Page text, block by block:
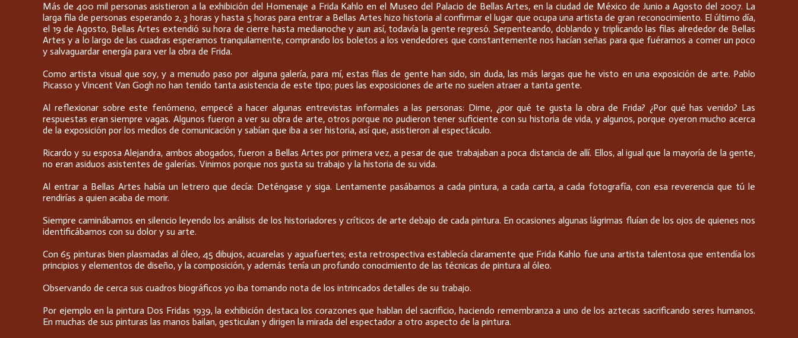
Más de 400 mil personas asistieron a la exhibición del Homenaje a Frida Kahlo en el Museo del Palacio de Bellas Artes, en la ciudad de México de Junio a Agosto del 2007. La
larga fila de personas esperando 2, 3 horas y hasta 5 horas para entrar a Bellas Artes hizo historia al confirmar el lugar que ocupa una artista de gran reconocimiento. El último día,
el 19 de Agosto, Bellas Artes extendió su hora de cierre hasta medianoche y aun así, todavía la gente regresó. Serpenteando, doblando y triplicando las filas alrededor de Bellas
Artes y a lo largo de las cuadras esperamos tranquilamente, comprando los boletos a los vendedores que constantemente nos hacían señas para que fuéramos a comer un poco
y salvaguardar energía para ver la obra de Frida.
Como artista visual que soy, y a menudo paso por alguna galería, para mí, estas filas de gente han sido, sin duda, las más largas que he visto en una exposición de arte. Pablo
Picasso y Vincent Van Gogh no han tenido tanta asistencia de este tipo; pues las exposiciones de arte no suelen atraer a tanta gente.
Al reflexionar sobre este fenómeno, empecé a hacer algunas entrevistas informales a las personas: Dime, ¿por qué te gusta la obra de Frida? ¿Por qué has venido? Las
respuestas eran siempre vagas. Algunos fueron a ver su obra de arte, otros porque no pudieron tener suficiente con su historia de vida, y algunos, porque oyeron mucho acerca
de la exposición por los medios de comunicación y sabían que iba a ser historia, así que, asistieron al espectáculo.
Ricardo y su esposa Alejandra, ambos abogados, fueron a Bellas Artes por primera vez, a pesar de que trabajaban a poca distancia de allí. Ellos, al igual que la mayoría de la gente,
no eran asiduos asistentes de galerías. Vinimos porque nos gusta su trabajo y la historia de su vida.
Al entrar a Bellas Artes había un letrero que decía: Deténgase y siga. Lentamente pasábamos a cada pintura, a cada carta, a cada fotografía, con esa reverencia que tú le
rendirías a quien acaba de morir.
Siempre caminábamos en silencio leyendo los análisis de los historiadores y críticos de arte debajo de cada pintura. En ocasiones algunas lágrimas fluían de los ojos de quienes nos
identificábamos con su dolor y su arte.
Con 65 pinturas bien plasmadas al óleo, 45 dibujos, acuarelas y aguafuertes; esta retrospectiva establecía claramente que Frida Kahlo fue una artista talentosa que entendía los
principios y elementos de diseño, y la composición, y además tenía un profundo conocimiento de las técnicas de pintura al óleo.
Observando de cerca sus cuadros biográficos yo iba tomando nota de los intrincados detalles de su trabajo.
Por ejemplo en la pintura Dos Fridas 1939, la exhibición destaca los corazones que hablan del sacrificio, haciendo remembranza a uno de los aztecas sacrificando seres humanos.
En muchas de sus pinturas las manos bailan, gesticulan y dirigen la mirada del espectador a otro aspecto de la pintura.